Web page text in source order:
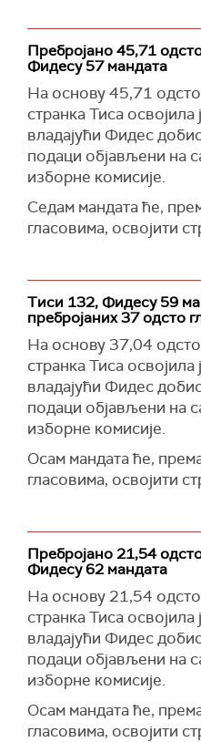
Пребројано 45,71
Фидесу 57 мандата
На основу 45,71 одсто
странка Тиса освојила
владајући Фидес
подаци објављени на
изборне комисије.
Седам мандата ће,
гласовима, освојити
Тиси 132, Фидесу 59
пребројаних 37 одсто
На основу 37,04 одсто
странка Тиса освојила
владајући Фидес
подаци објављени на
изборне комисије.
Осам мандата ће,
гласовима, освојити
Пребројано 21,54
Фидесу 62 мандата
На основу 21,54 одсто
странка Тиса освојила
владајући Фидес
подаци објављени на
изборне комисије.
Осам мандата ће,
гласовима, освојити